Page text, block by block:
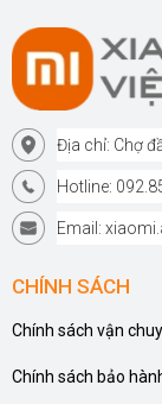
Địa chỉ: Chợ
Hotline:
Email:
CHÍNH SÁCH
Chính sách vận
Chính sách bảo